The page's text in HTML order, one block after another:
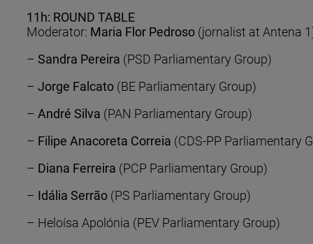
11h: ROUND TABLE
Moderator: Maria Flor Pedroso (jornalist at Antena
– Sandra Pereira (PSD Parliamentary Group)
– Jorge Falcato (BE Parliamentary Group)
– André Silva (PAN Parliamentary Group)
– Filipe Anacoreta Correia (CDS-PP Parliamentary
– Diana Ferreira (PCP Parliamentary Group)
– Idália Serrão (PS Parliamentary Group)
– Heloísa Apolónia (PEV Parliamentary Group)